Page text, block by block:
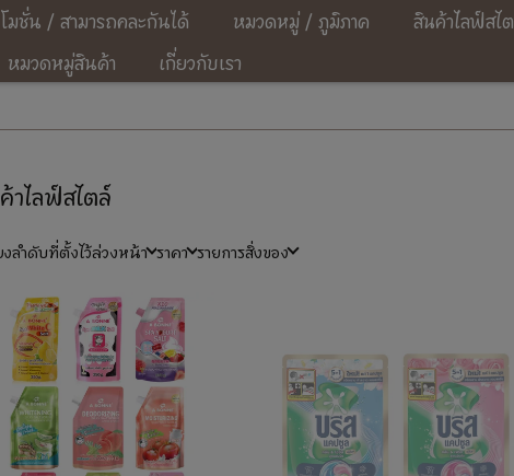
มชั่น / สามารถคละกันได้ หมวดหมู่ / ภูมิภาค สินค้าไลฟ์สไ
หมวดหมู่สินค้า
เกี่ยวกับเรา
าไลฟ์สไตล์
งลำดับที่ตั้งไว้ล่วงหน้า ราคา รายการสิ่งของ